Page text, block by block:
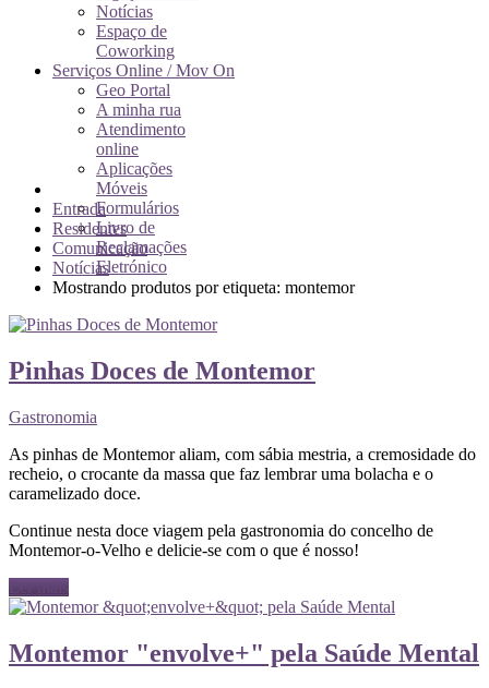
Notícias
Espaço de
Coworking
Serviços Online / Mov On
Geo Portal
A minha rua
Atendimento
online
Aplicações
Móveis
Formulários
Livro de
Reclamações
Eletrónico
Entrada
Residentes
Comunicação
Notícias
Mostrando produtos por etiqueta: montemor
Pinhas Doces de Montemor
Gastronomia
As pinhas de Montemor aliam, com sábia mestria, a cremosidade do
recheio, o crocante da massa que faz lembrar uma bolacha e o
caramelizado doce.
Continue nesta doce viagem pela gastronomia do concelho de
Montemor-o-Velho e delicie-se com o que é nosso!
Ler mais
Montemor "envolve+" pela Saúde Mental